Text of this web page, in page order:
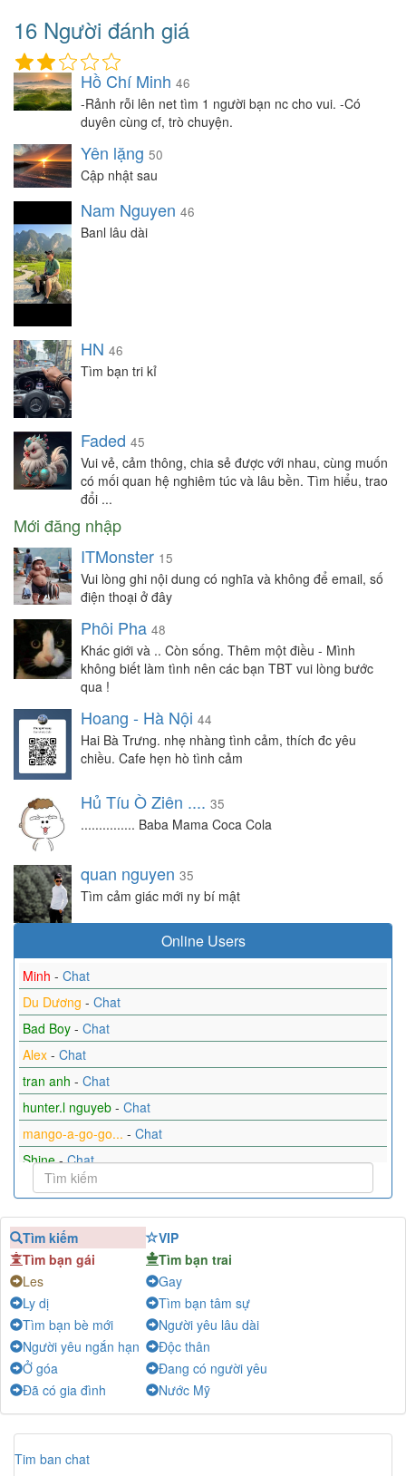
16 Người đánh giá
Hồ Chí Minh 46
-Rảnh rỗi lên net tìm 1 người bạn nc cho vui. -Có
duyên cùng cf, trò chuyện.
Yên lặng 50
Cập nhật sau
Nam Nguyen 46
Banl lâu dài
HN 46
Tìm bạn tri kỉ
Faded 45
Vui vẻ, cảm thông, chia sẻ được với nhau, cùng muốn
có mối quan hệ nghiêm túc và lâu bền. Tìm hiểu, trao
đổi ...
Mới đăng nhập
ITMonster 15
Vui lòng ghi nội dung có nghĩa và không để email, số
điện thoại ở đây
Phôi Pha 48
Khác giới và .. Còn sống. Thêm một điều - Mình
không biết làm tình nên các bạn TBT vui lòng bước
qua !
Hoang - Hà Nội 44
Hai Bà Trưng. nhẹ nhàng tình cảm, thích đc yêu
chiều. Cafe hẹn hò tình cảm
Hủ Tíu Ò Ziên .... 35
............... Baba Mama Coca Cola
quan nguyen 35
Tìm cảm giác mới ny bí mật
Online Users
Minh - Chat
Du Dương - Chat
Bad Boy - Chat
Alex - Chat
tran anh - Chat
hunter.l nguyeb - Chat
mango-a-go-go... - Chat
Shine-Chat
Jenny Nguyễn
Phôi Pha
Tìm kiếm
VIP
Tìm bạn gái
Tìm bạn trai
Les
Gay
Ly dị
Tìm bạn tâm sự
Tìm bạn bè mới
Người yêu lâu dài
Người yêu ngắn hạn
Độc thân
Ở góa
Đang có người yêu
Đã có gia đình
Nước Mỹ
Tim ban chat